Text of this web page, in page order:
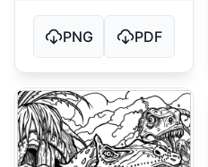
PNG PDF